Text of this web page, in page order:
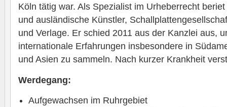
Köln tätig war. Als Spezialist im Urheberrecht
und ausländische Künstler,
und Verlage. Er schied 2011 aus der Kanzlei aus,
internationale Erfahrungen insbesondere in
und Asien zu sammeln. Nach kurzer Krankheit
Werdegang:
Aufgewachsen im Ruhrgebiet